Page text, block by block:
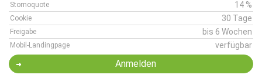
Stornoquote 14 %
Cookie 30 Tage
Freigabe bis 6 Wochen
Mobil-Landingpage verfügbar
Anmelden